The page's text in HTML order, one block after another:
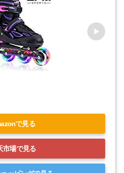
で見る
市場で見る